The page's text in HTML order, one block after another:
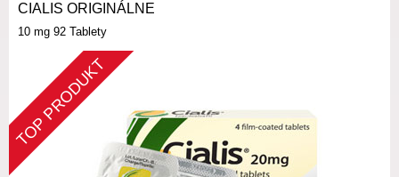
CIALIS ORIGINÁLNE
10 mg 92 Tablety
TOP PRODUKT